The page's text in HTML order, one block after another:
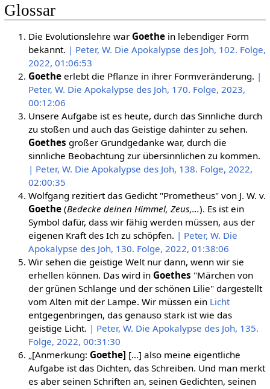
Glossar
Die Evolutionslehre war Goethein lebendiger Form
bekannt. | Peter, W. Die Apokalypse des Joh, 102. Folge,
2022, 01:06:53
Goetheerlebt die Pflanze in ihrer Formveränderung. |
Peter, W. Die Apokalypse des Joh, 170. Folge, 2023,
00:12:06
Unsere Aufgabe ist es heute, durch das Sinnliche durch
zu stoßen und auch das Geistige dahinter zu sehen.
Goethes großer Grundgedanke war, durch die
sinnliche Beobachtung zur übersinnlichen zu kommen.
| Peter, W. Die Apokalypse des Joh, 138. Folge, 2022,
02:00:35
Wolfgang rezitiert das Gedicht "Prometheus" von J. W. v.
Goethe(Bedecke deinen Himmel, Zeus,...). Es ist ein
Symbol dafür, dass wir fähig werden müssen, aus der
eigenen Kraft des Ich zu schöpfen. | Peter, W. Die
Apokalypse des Joh, 130. Folge, 2022, 01:38:06
Wir sehen die geistige Welt nur dann, wenn wir sie
erhellen können. Das wird in Goethes "Märchen von
der grünen Schlange und der schönen Lilie" dargestellt
vom Alten mit der Lampe. Wir müssen ein Licht
entgegenbringen, das genauso stark ist wie das
geistige Licht. | Peter, W. Die Apokalypse des Joh, 135.
Folge, 2022, 00:31:30
„[Anmerkung: Goethe] […] also meine eigentliche
Aufgabe ist das Dichten, das Schreiben. Und man merkt
es aber seinen Schriften an, seinen Gedichten, seinen